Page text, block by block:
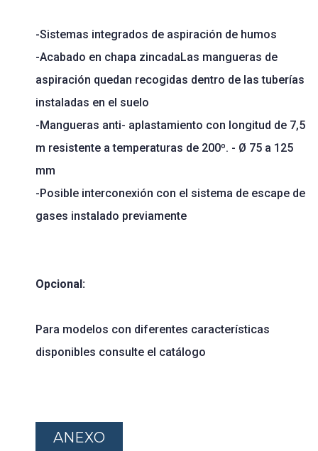
-Sistemas integrados de aspiración de humos
-Acabado en chapa zincadaLas mangueras de
aspiración quedan recogidas dentro de las tuberías
instaladas en el suelo
-Mangueras anti- aplastamiento con longitud de 7,5
m resistente a temperaturas de 200º. - Ø 75 a 125
mm
-Posible interconexión con el sistema de escape de
gases instalado previamente
Opcional:
Para modelos con diferentes características
disponibles consulte el catálogo
ANEXO